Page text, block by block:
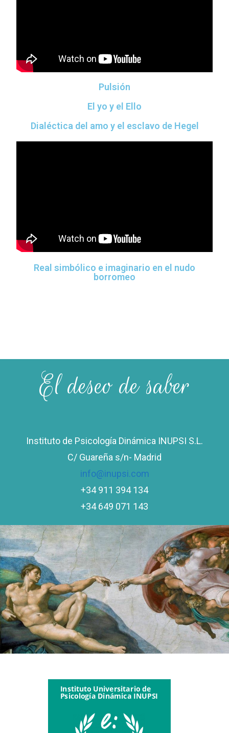
Pulsión
El yo y el Ello
Dialéctica del amo y el esclavo de Hegel
Real simbólico e imaginario en el nudo
borromeo
El deseo de saber
Instituto de Psicología Dinámica INUPSI S.L.
C/ Guareña s/n- Madrid
info@inupsi.com
+34 911 394 134
+34 649 071 143